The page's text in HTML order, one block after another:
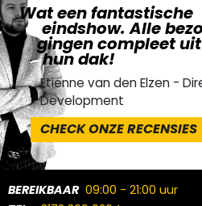
Wat een fantastische
eindshow. Alle
gingen compleet uit
hun dak!
Etienne van den Elzen -
Development
CHECK ONZE RECENSIES
BEREIKBAAR 09:00 - 21:00 uur